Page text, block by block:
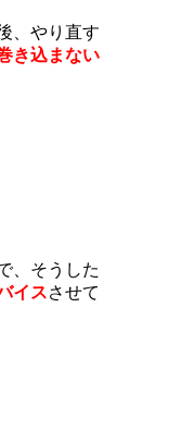
、やり直す
き込まない
、そうした
イスさせて